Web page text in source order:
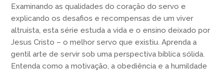
Examinando as qualidades do coração do servo e
explicando os desafios e recompensas de um viver
altruísta, esta série estuda a vida e o ensino deixado por
Jesus Cristo – o melhor servo que existiu. Aprenda a
gentil arte de servir sob uma perspectiva bíblica sólida.
Entenda como a motivação, a obediência e a humildade